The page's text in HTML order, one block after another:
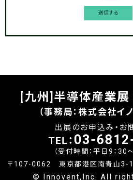
[九州]半導体産業
（事務局：株式会社イ
出展のお申込み・お
TEL： 03-
（受付時間：平日9：30
〒107-0062 東京都港区南青山3-
© Innovent,Inc. All